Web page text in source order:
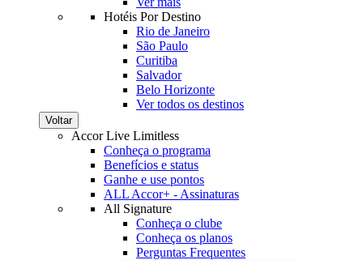
Hotéis Por Destino
Rio de Janeiro
São Paulo
Curitiba
Salvador
Belo Horizonte
Ver todos os destinos
Voltar
Accor Live Limitless
Conheça o programa
Benefícios e status
Ganhe e use pontos
ALL Accor+ - Assinaturas
All Signature
Conheça o clube
Conheça os planos
Perguntas Frequentes